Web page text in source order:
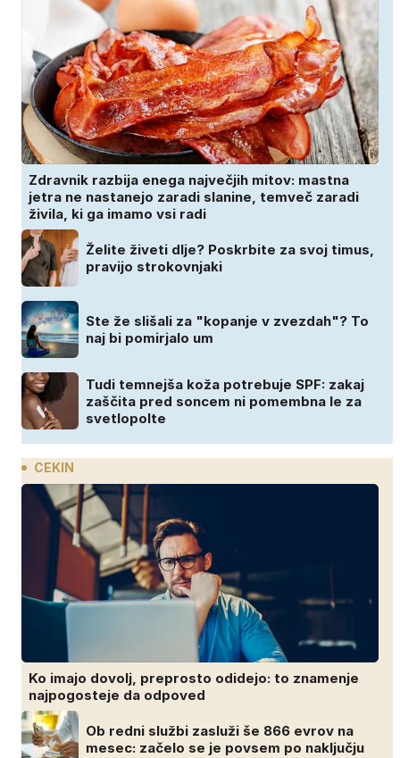
Zdravnik razbija enega največjih mitov: mastna
jetra ne nastanejo zaradi slanine, temveč zaradi
živila, ki ga imamo vsi radi
Želite živeti dlje? Poskrbite za svoj timus,
pravijo strokovnjaki
Ste že slišali za "kopanje v zvezdah"? To
naj bi pomirjalo um
Tudi temnejša koža potrebuje SPF: zakaj
zaščita pred soncem ni pomembna le za
svetlopolte
CEKIN
Ko imajo dovolj, preprosto odidejo: to znamenje
najpogosteje da odpoved
Ob redni službi zasluži še 866 evrov na
mesec: začelo se je povsem po naključju